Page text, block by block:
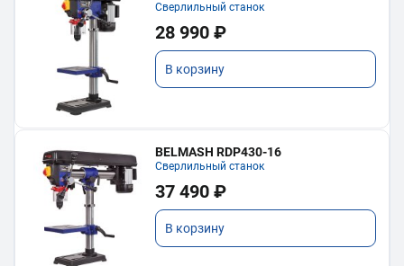
Сверлильный станок
28 990 ₽
В корзину
BELMASH RDP430-16
Сверлильный станок
37 490 ₽
В корзину